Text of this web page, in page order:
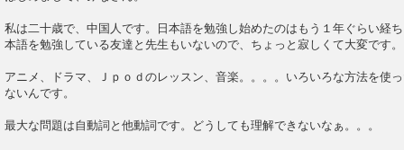
s
私は二十歳で、中国人です。日本語を勉強し始めたのはもう１年ぐらい経
本語を勉強している友達と先生もいないので、ちょっと寂しくて大変です。
アニメ、ドラマ、Ｊｐｏｄのレッスン、音楽。。。。いろいろな方法を使
ないんです。
最大な問題は自動詞と他動詞です。どうしても理解できないなぁ。。。